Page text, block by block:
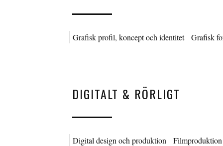
Grafisk profil, koncept och identitet Grafisk
DIGITALT & RÖRLIGT
Digital design och produktion
Filmproduktion